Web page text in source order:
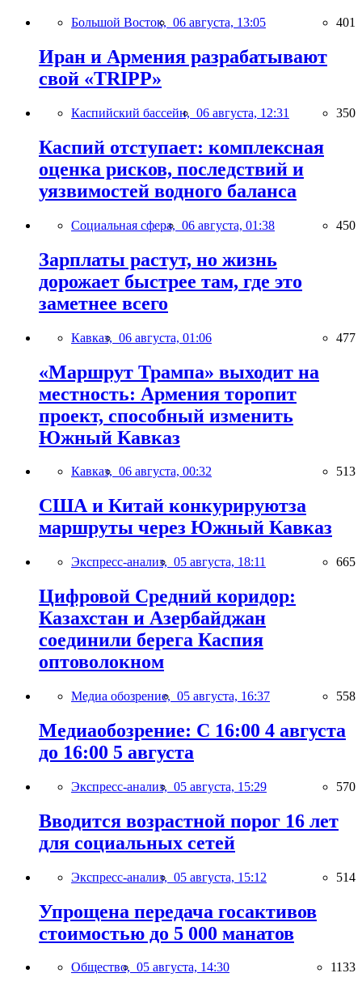
Большой Восток, 06 августа, 13:05 401
Иран и Армения разрабатывают
свой «TRIPP»
Каспийский бассейн, 06 августа, 12:31 350
Каспий отступает: комплексная
оценка рисков, последствий и
уязвимостей водного баланса
Социальная сфера, 06 августа, 01:38 450
Зарплаты растут, но жизнь
дорожает быстрее там, где это
заметнее всего
Кавказ, 06 августа, 01:06 477
«Маршрут Трампа» выходит на
местность: Армения торопит
проект, способный изменить
Южный Кавказ
Кавказ, 06 августа, 00:32 513
США и Китай конкурируютза
маршруты через Южный Кавказ
Экспресс-анализ, 05 августа, 18:11 665
Цифровой Средний коридор:
Казахстан и Азербайджан
соединили берега Каспия
оптоволокном
Медиа обозрение, 05 августа, 16:37 558
Медиаобозрение: С 16:00 4 августа
до 16:00 5 августа
Экспресс-анализ, 05 августа, 15:29 570
Вводится возрастной порог 16 лет
для социальных сетей
Экспресс-анализ, 05 августа, 15:12 514
Упрощена передача госактивов
стоимостью до 5 000 манатов
Общество, 05 августа, 14:30 1133